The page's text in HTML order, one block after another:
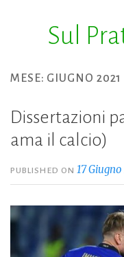
Sul
MESE: GIUGNO 2021
Dissertazioni
ama il calcio)
PUBLISHED ON17